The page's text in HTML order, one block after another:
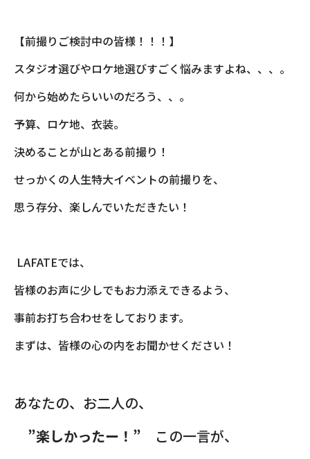
【前撮りご検討中の皆様！！！】
スタジオ選びやロケ地選びすごく悩みますよね、、、。
何から始めたらいいのだろう、、。
予算、ロケ地、衣装。
決めることが山とある前撮り！
せっかくの人生特大イベントの前撮りを、
思う存分、楽しんでいただきたい！
LAFATEでは、
皆様のお声に少しでもお力添えできるよう、
事前お打ち合わせをしております。
まずは、皆様の心の内をお聞かせください！
あなたの、お二人の、
”楽しかったー！”
この一言が、